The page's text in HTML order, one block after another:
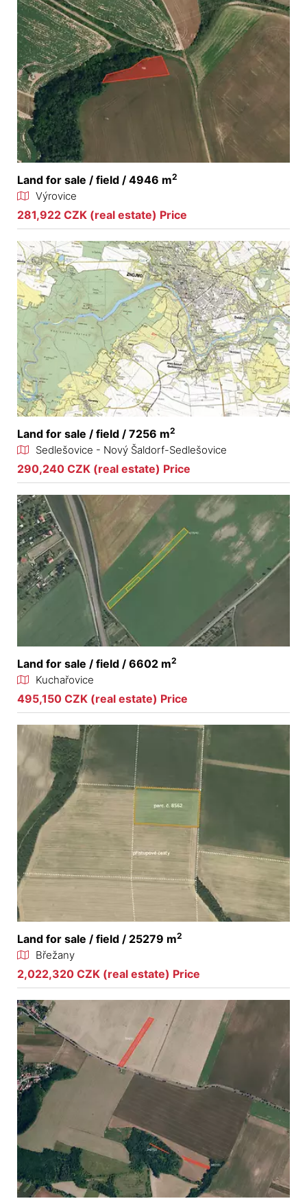
Land for sale / field / 4946 m2
Výrovice
281,922 CZK (real estate) Price
Land for sale / field / 7256 m2
Sedlešovice - Nový Šaldorf-Sedlešovice
290,240 CZK (real estate) Price
Land for sale / field / 6602 m2
Kuchařovice
495,150 CZK (real estate) Price
Land for sale / field / 25279 m2
Břežany
2,022,320 CZK (real estate) Price